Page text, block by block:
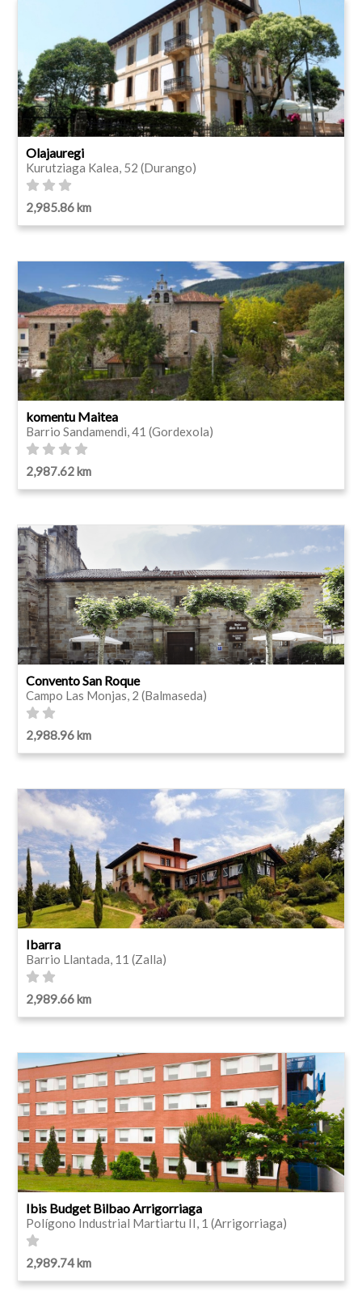
Olajauregi
Kurutziaga Kalea, 52 (Durango)
2,985.86 km
komentu Maitea
Barrio Sandamendi, 41 (Gordexola)
2,987.62 km
Convento San Roque
Campo Las Monjas, 2 (Balmaseda)
2,988.96 km
Ibarra
Barrio Llantada, 11 (Zalla)
2,989.66 km
Ibis Budget Bilbao Arrigorriaga
Polígono Industrial Martiartu II, 1 (Arrigorriaga)
2,989.74 km